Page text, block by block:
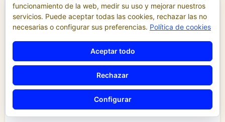
diciembre 2021
funcionamiento de la web, medir su uso y mejorar nuestros
servicios. Puede aceptar todas las cookies, rechazar las no
necesarias o configurar sus preferencias. Política de cookies
Aceptar todo
Rechazar
Configurar